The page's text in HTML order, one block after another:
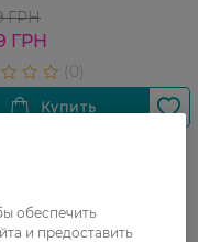
ГРН
ГРН
обеспечить
и предоставить